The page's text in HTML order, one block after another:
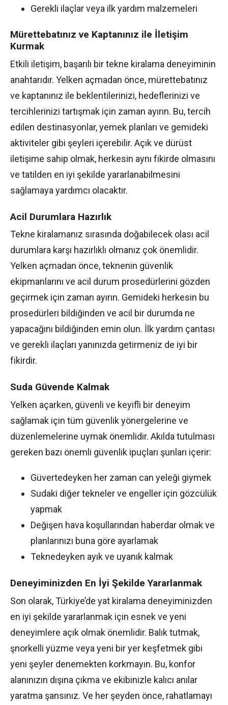
Gerekli ilaçlar veya ilk yardım malzemeleri
Mürettebatınız ve Kaptanınız ile İletişim
Kurmak
Etkili iletişim, başarılı bir tekne kiralama deneyiminin
anahtarıdır. Yelken açmadan önce, mürettebatınız
ve kaptanınız ile beklentilerinizi, hedeflerinizi ve
tercihlerinizi tartışmak için zaman ayırın. Bu, tercih
edilen destinasyonlar, yemek planları ve gemideki
aktiviteler gibi şeyleri içerebilir. Açık ve dürüst
iletişime sahip olmak, herkesin aynı fikirde olmasını
ve tatilden en iyi şekilde yararlanabilmesini
sağlamaya yardımcı olacaktır.
Acil Durumlara Hazırlık
Tekne kiralamanız sırasında doğabilecek olası acil
durumlara karşı hazırlıklı olmanız çok önemlidir.
Yelken açmadan önce, teknenin güvenlik
ekipmanlarını ve acil durum prosedürlerini gözden
geçirmek için zaman ayırın. Gemideki herkesin bu
prosedürleri bildiğinden ve acil bir durumda ne
yapacağını bildiğinden emin olun. İlk yardım çantası
ve gerekli ilaçları yanınızda getirmeniz de iyi bir
fikirdir.
Suda Güvende Kalmak
Yelken açarken, güvenli ve keyifli bir deneyim
sağlamak için tüm güvenlik yönergelerine ve
düzenlemelerine uymak önemlidir. Akılda tutulması
gereken bazı önemli güvenlik ipuçları şunları içerir:
Güvertedeyken her zaman can yeleği giymek
Sudaki diğer tekneler ve engeller için gözcülük
yapmak
Değişen hava koşullarından haberdar olmak ve
planlarınızı buna göre ayarlamak
Teknedeyken ayık ve uyanık kalmak
Deneyiminizden En İyi Şekilde Yararlanmak
Son olarak, Türkiye’de yat kiralama deneyiminizden
en iyi şekilde yararlanmak için esnek ve yeni
deneyimlere açık olmak önemlidir. Balık tutmak,
şnorkelli yüzme veya yeni bir yer keşfetmek gibi
yeni şeyler denemekten korkmayın. Bu, konfor
alanınızın dışına çıkma ve ekibinizle kalıcı anılar
yaratma şansınız. Ve her şeyden önce, rahatlamayı